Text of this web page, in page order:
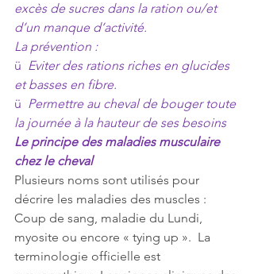
excès de sucres dans la ration ou/et
d’un manque d’activité.
La prévention :
ü Eviter des rations riches en glucides
et basses en fibre.
ü Permettre au cheval de bouger toute
la journée à la hauteur de ses besoins
Le principe des maladies musculaire
chez le cheval
Plusieurs noms sont utilisés pour
décrire les maladies des muscles :
Coup de sang, maladie du Lundi,
myosite ou encore « tying up ».  La
terminologie officielle est